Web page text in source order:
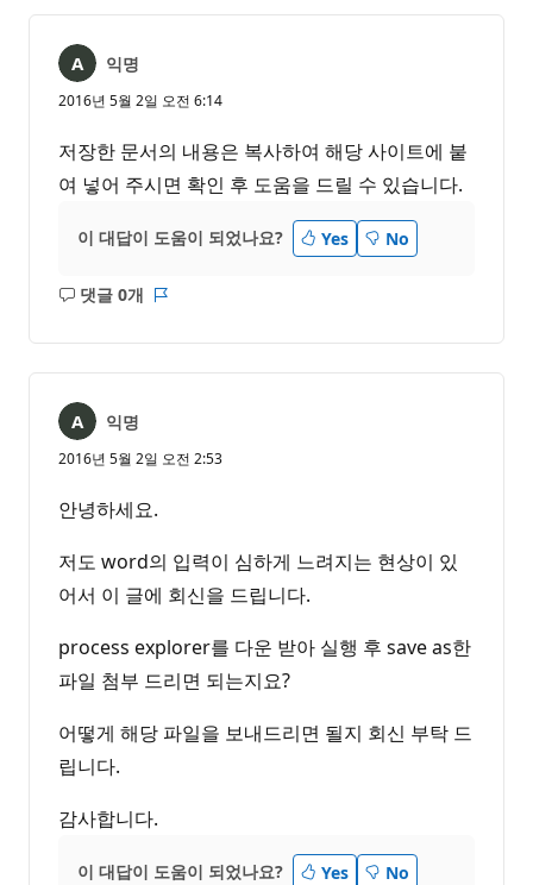
음
익명
2016년 5월 2일 오전 6:14
저장한 문서의 내용은 복사하여 해당 사이트에 붙
여 넣어 주시면 확인 후 도움을 드릴 수 있습니다.
이 대답이 도움이 되었나요? Yes No
댓글 0개
설
음
익명
2016년 5월 2일 오전 2:53
안녕하세요.
저도 word의 입력이 심하게 느려지는 현상이 있
어서 이 글에 회신을 드립니다.
process explorer를 다운 받아 실행 후 save as한
파일 첨부 드리면 되는지요?
어떻게 해당 파일을 보내드리면 될지 회신 부탁 드
립니다.
감사합니다.
이 대답이 도움이 되었나요? Yes No